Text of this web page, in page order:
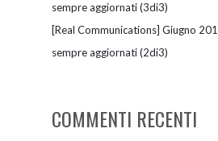
sempre aggiornati (3di3)
[Real Communications] Giugno
sempre aggiornati (2di3)
COMMENTI RECENTI